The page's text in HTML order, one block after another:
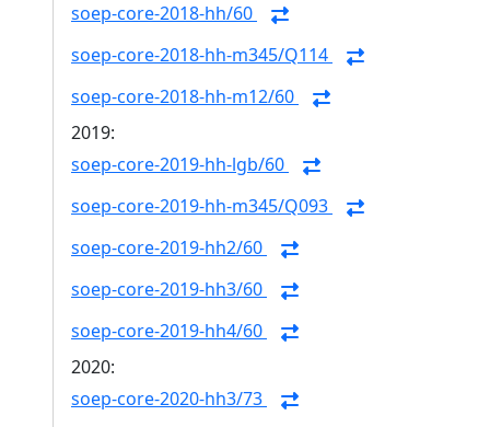
soep-core-2018-hh/60
soep-core-2018-hh-m345/Q114
soep-core-2018-hh-m12/60
2019:
soep-core-2019-hh-lgb/60
soep-core-2019-hh-m345/Q093
soep-core-2019-hh2/60
soep-core-2019-hh3/60
soep-core-2019-hh4/60
2020:
soep-core-2020-hh3/73